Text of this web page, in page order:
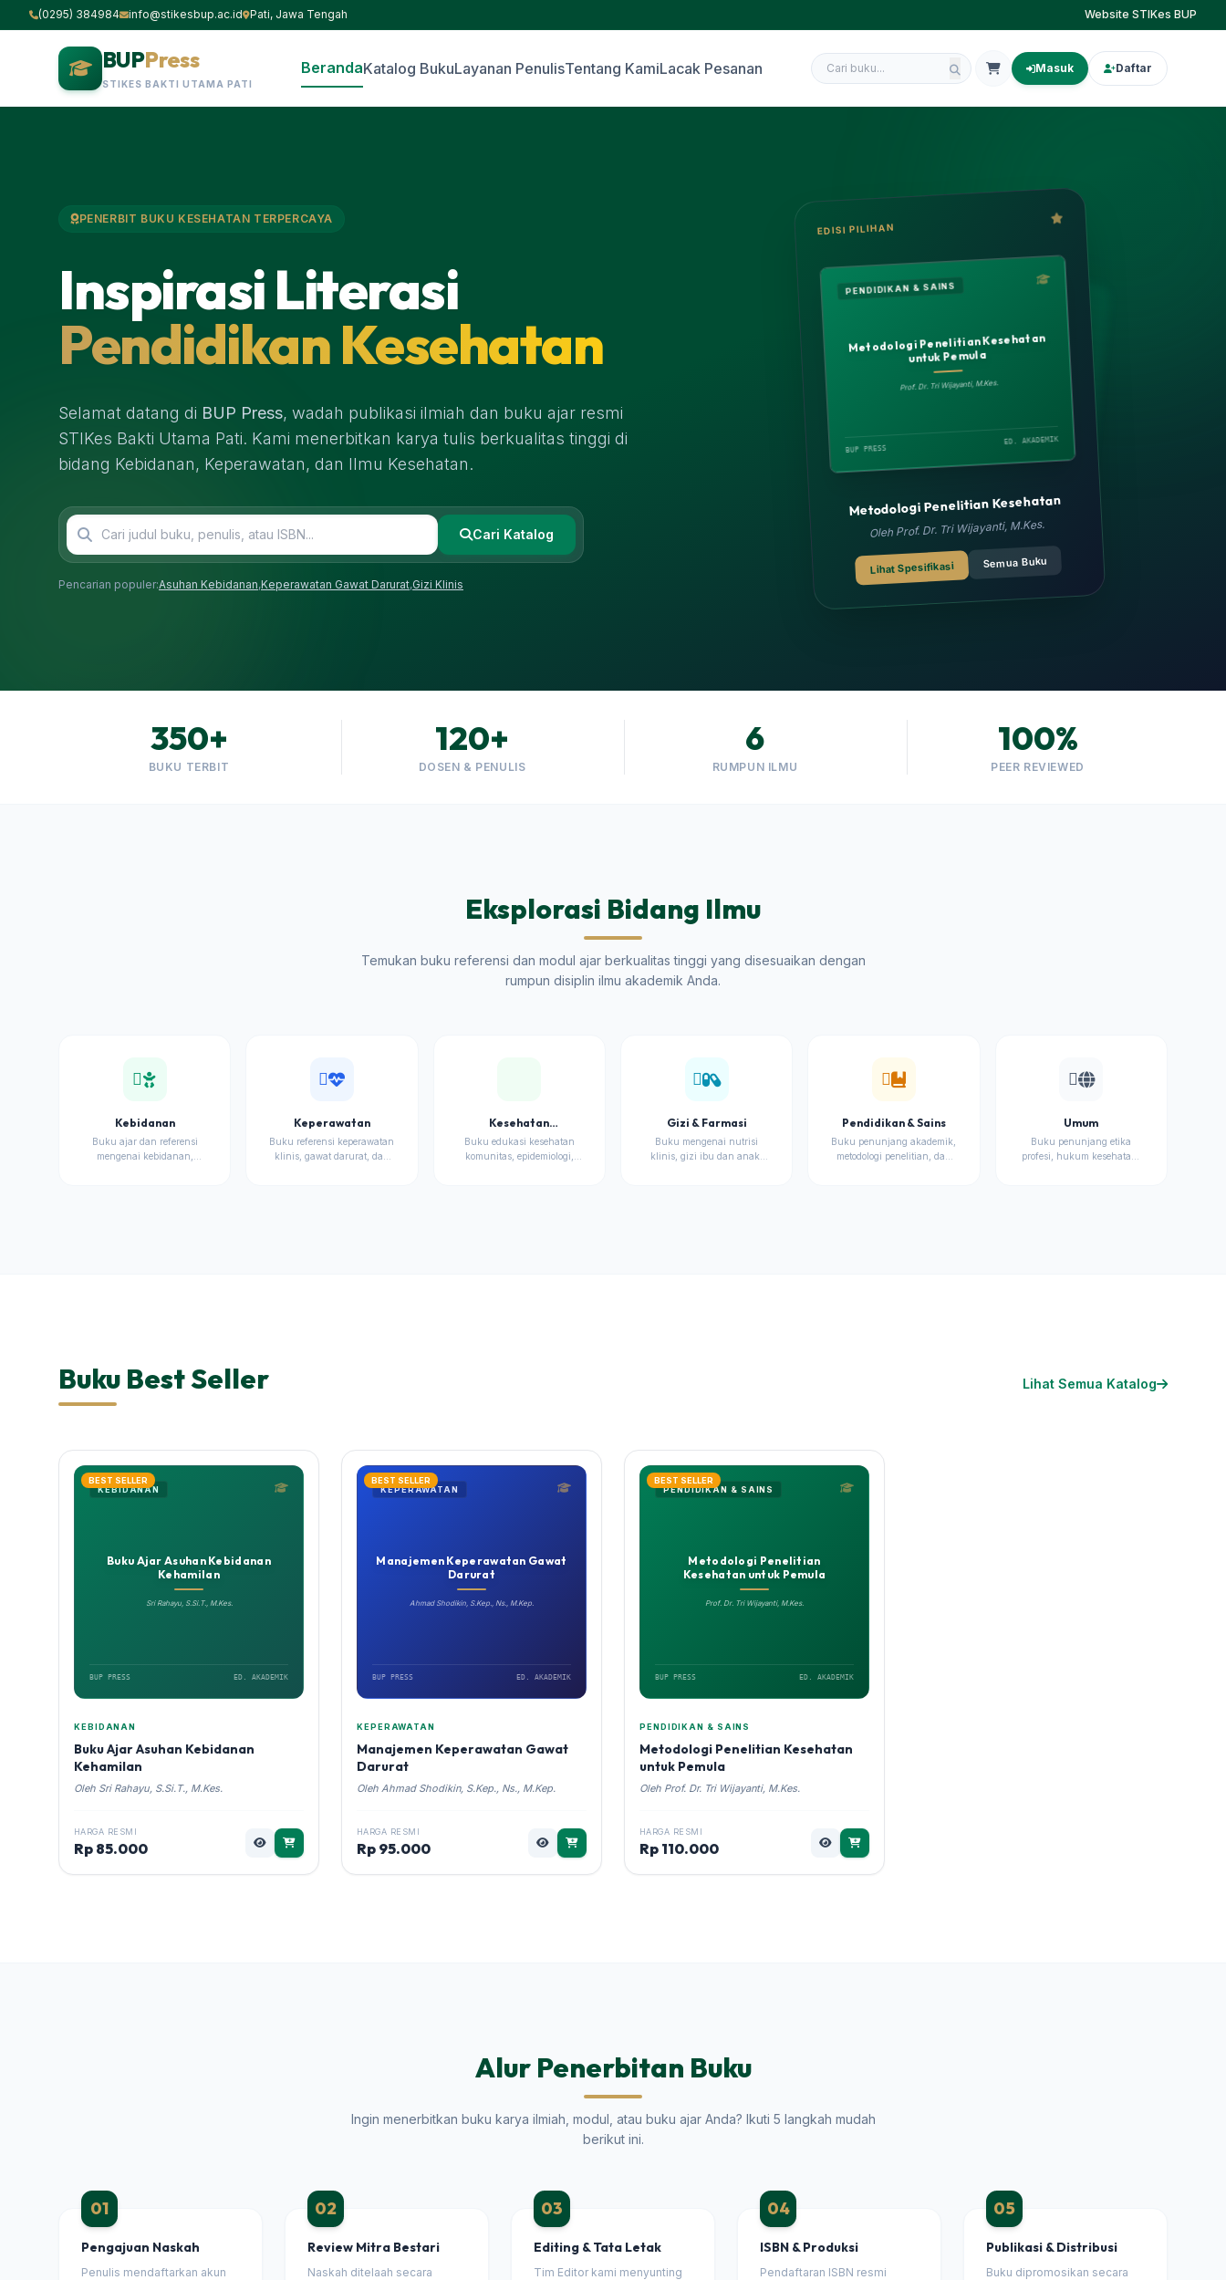
(0295) 384984 info@stikesbup.ac.id Pati, Jawa Tengah Website STIKes BUP
BUPPress
STIKES BAKTI UTAMA PATI
BerandaKatalog BukuLayanan PenulisTentang KamiLacak Pesanan Masuk Daftar
PENERBIT BUKU KESEHATAN TERPERCAYA
Inspirasi Literasi
Pendidikan Kesehatan
Selamat datang di BUP Press, wadah publikasi ilmiah dan buku ajar resmi
STIKes Bakti Utama Pati. Kami menerbitkan karya tulis berkualitas tinggi di
bidang Kebidanan, Keperawatan, dan Ilmu Kesehatan.
Cari Katalog
Pencarian populer:Asuhan Kebidanan,Keperawatan Gawat Darurat,Gizi Klinis
EDISI PILIHAN
PENDIDIKAN & SAINS
Metodologi Penelitian Kesehatan
untuk Pemula
Prof. Dr. Tri Wijayanti, M.Kes.
BUP PRESS
ED. AKADEMIK
Metodologi Penelitian Kesehatan
Oleh Prof. Dr. Tri Wijayanti, M.Kes.
Lihat Spesifikasi Semua Buku
350+
BUKU TERBIT
120+
DOSEN & PENULIS
6
RUMPUN ILMU
100%
PEER REVIEWED
Eksplorasi Bidang Ilmu
Temukan buku referensi dan modul ajar berkualitas tinggi yang disesuaikan dengan
rumpun disiplin ilmu akademik Anda.
Kebidanan
Buku ajar dan referensi
mengenai kebidanan,
Keperawatan
Buku referensi keperawatan
klinis, gawat darurat, dan
Kesehatan
Masyarakat
Buku edukasi kesehatan
komunitas, epidemiologi,
Gizi & Farmasi
Buku mengenai nutrisi
klinis, gizi ibu dan anak,
Pendidikan & Sains
Buku penunjang akademik,
metodologi penelitian, dan
Umum
Buku penunjang etika
profesi, hukum kesehatan,
Buku Best Seller Lihat Semua Katalog
BEST SELLER
KEBIDANAN
Buku Ajar Asuhan Kebidanan
Kehamilan
Sri Rahayu, S.Si.T., M.Kes.
BUP PRESS ED. AKADEMIK
KEBIDANAN
Buku Ajar Asuhan Kebidanan
Kehamilan
Oleh Sri Rahayu, S.Si.T., M.Kes.
HARGA RESMI
Rp 85.000
BEST SELLER
KEPERAWATAN
Manajemen Keperawatan Gawat
Darurat
Ahmad Shodikin, S.Kep., Ns., M.Kep.
BUP PRESS ED. AKADEMIK
KEPERAWATAN
Manajemen Keperawatan Gawat
Darurat
Oleh Ahmad Shodikin, S.Kep., Ns., M.Kep.
HARGA RESMI
Rp 95.000
BEST SELLER
PENDIDIKAN & SAINS
Metodologi Penelitian
Kesehatan untuk Pemula
Prof. Dr. Tri Wijayanti, M.Kes.
BUP PRESS ED. AKADEMIK
PENDIDIKAN & SAINS
Metodologi Penelitian Kesehatan
untuk Pemula
Oleh Prof. Dr. Tri Wijayanti, M.Kes.
HARGA RESMI
Rp 110.000
Alur Penerbitan Buku
Ingin menerbitkan buku karya ilmiah, modul, atau buku ajar Anda? Ikuti 5 langkah mudah
berikut ini.
01
Pengajuan Naskah
Penulis mendaftarkan akun
02
Review Mitra Bestari
Naskah ditelaah secara
03
Editing & Tata Letak
Tim Editor kami menyunting
04
ISBN & Produksi
Pendaftaran ISBN resmi
05
Publikasi & Distribusi
Buku dipromosikan secara